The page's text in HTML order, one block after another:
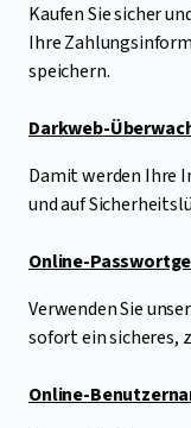
Kaufen Sie sicher
Ihre
speichern.
Darkweb-
Damit werden Ihre
und auf
Online-
Verwenden Sie
sofort ein sicheres,
Online-